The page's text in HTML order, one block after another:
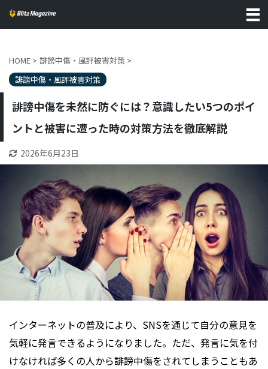
HOME > 誹謗中傷・風評被害対策 >
誹謗中傷・風評被害対策
誹謗中傷を未然に防ぐには？意識したい5つのポイ
ントと被害に遭った時の対策方法を徹底解説
2026年6月23日
インターネットの普及により、SNSを通じて自分の意見を
気軽に発言できるようになりました。ただ、発言に気を付
けなければ多くの人から誹謗中傷をされてしまうこともあ